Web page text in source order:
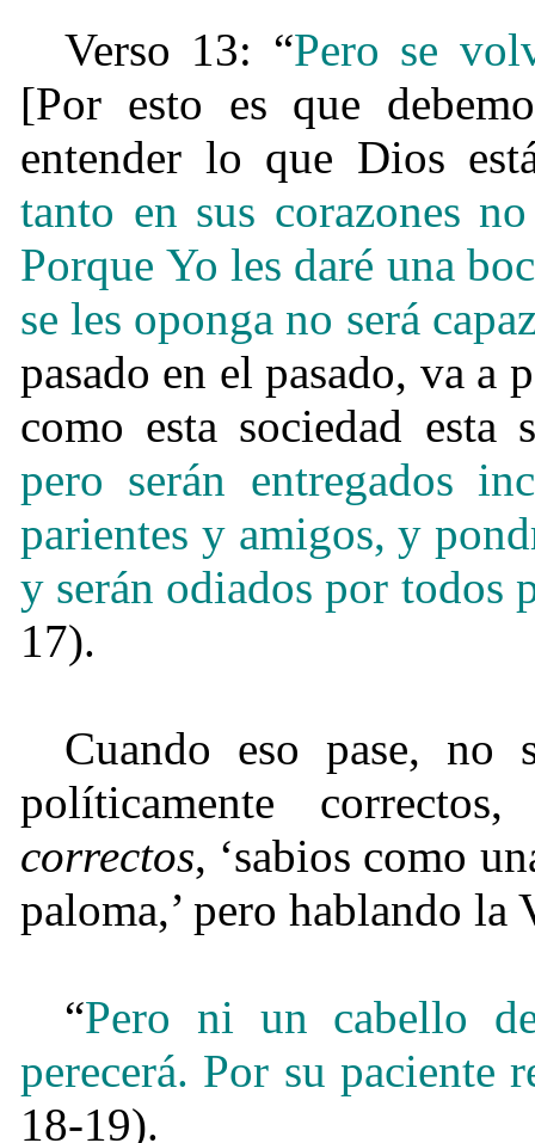
Verso 13: “Pero se
[Por esto es que
entender lo que Dios
tanto en sus corazones
Porque Yo les daré una
se les oponga no será
pasado en el pasado, va a
como esta sociedad
pero serán entregados
parientes y amigos, y
y serán odiados por todos
17).
Cuando eso pase, no
políticamente
correctos, ‘sabios como
paloma,’ pero hablando la
“Pero ni un cabello
perecerá. Por su paciente
18-19).